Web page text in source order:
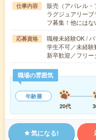
仕事内容
販売（アパレル・
ラグジュアリー
フ募集！他には
応募資格
職種未経験OK /
学生不可／未経
新卒歓迎／フリ
職場の雰囲気
年齢層
20代
気になる!